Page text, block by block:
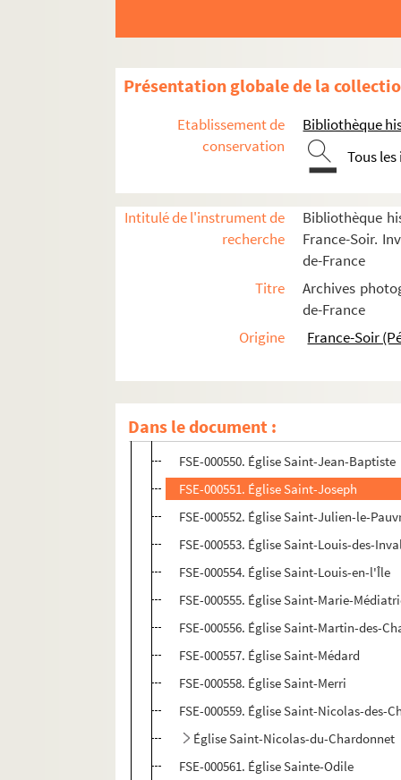
Présentation globale de la
Etablissement de
conservation
Bibliothèque
Tous
Intitulé de l'instrument de
recherche
Bibliothèque
France-Soir.
de-France
Titre
Archives
de-France
Origine
France-Soir
Dans le document :
FSD-000250. Église Saint-Antoine
Église Saint-Augustin
Église Saint-Bernard
FSE-000539. Église Saint-Éloi
Église Saint-Eustache
Église Saint-Ferdinand-des-Ternes
FSE-000543. Église Saint-François-
Église Saint-Germain-l'Auxerrois
Église Saint-Germain-des-Prés
FSE-000547. Église Saint-Gervais-
FSE-000548. Église Saint-Honoré-
FSE-000549. Église Saint-Ignace
FSE-000550. Église Saint-Jean-Baptiste
FSE-000551. Église Saint-Joseph
FSE-000552. Église Saint-Julien-le-
FSE-000553. Église Saint-Louis-des-
FSE-000554. Église Saint-Louis-en-l'Île
FSE-000555. Église Saint-Marie-
FSE-000556. Église Saint-Martin-des-
FSE-000557. Église Saint-Médard
FSE-000558. Église Saint-Merri
FSE-000559. Église Saint-Nicolas-des-
Église Saint-Nicolas-du-Chardonnet
FSE-000561. Église Sainte-Odile